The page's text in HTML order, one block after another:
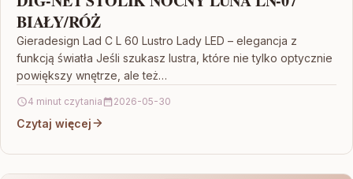
BIAŁY/RÓŻ
Gieradesign Lad C L 60 Lustro Lady LED – elegancja z
funkcją światła Jeśli szukasz lustra, które nie tylko optycznie
powiększy wnętrze, ale też…
4 minut czytania 2026-05-30
Czytaj więcej